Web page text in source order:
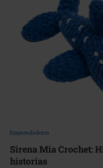
Emprendedores
Sirena Mia Crochet:
historias